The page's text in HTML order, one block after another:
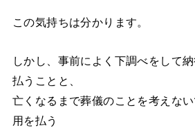
この気持ちは分かります。
しかし、事前によく下調べをして
払うことと、
亡くなるまで葬儀のことを考えな
用を払う